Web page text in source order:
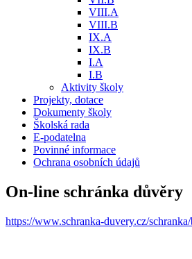
VIII.A
VIII.B
IX.A
IX.B
I.A
I.B
Aktivity školy
Projekty, dotace
Dokumenty školy
Školská rada
E-podatelna
Povinné informace
Ochrana osobních údajů
On-line schránka důvěry
https://www.schranka-duvery.cz/